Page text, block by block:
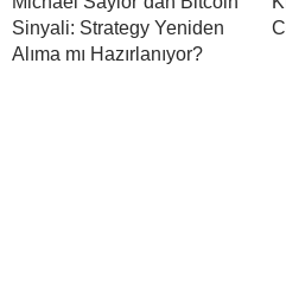
Sinyali: Strategy Yeniden
Alıma mı Hazırlanıyor?